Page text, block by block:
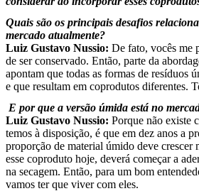
Quais são os principais desafios
mercado atualmente?
Luiz Gustavo Nussio: De fato, vocês me
de ser conservado. Então, parte da
apontam que todas as formas de resíduos
e que resultam em coprodutos diferentes.
E por que a versão úmida está no
Luiz Gustavo Nussio: Porque não existe
temos à disposição, é que em dez anos a
proporção de material úmido deve crescer
esse coproduto hoje, deverá começar a
na secagem. Então, para um bom
vamos ter que viver com eles.